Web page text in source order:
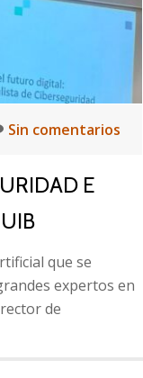
Sin comentarios
E
que se
expertos en
de